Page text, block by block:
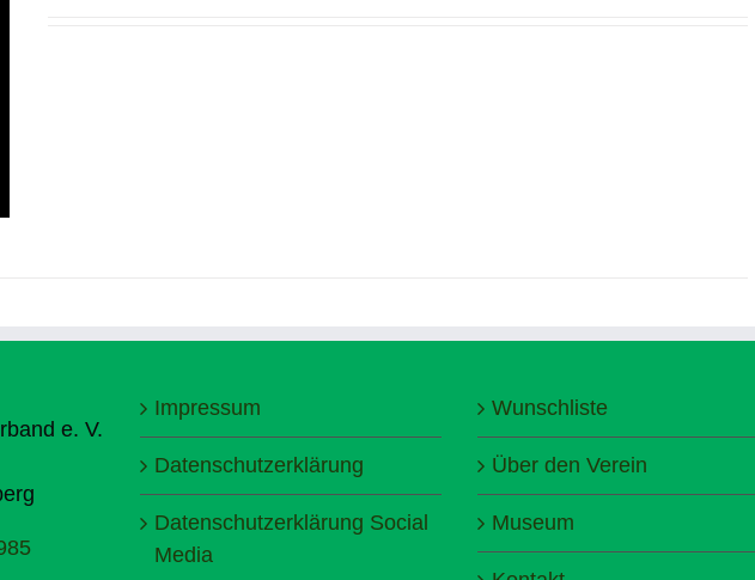
e. V.
Impressum
Datenschutzerklärung
Datenschutzerklärung Social
Media
Wunschliste
Über den Verein
Museum